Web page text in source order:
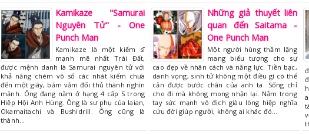
Kamikaze "Samurai
Nguyên Tử" - One
Punch Man
Kamikaze là một kiếm sĩ
mạnh mẽ nhất Trái Đất,
được mệnh danh là Samurai nguyên tử với
khả năng chém vô số các nhát kiếm chưa
đến một giây, băm vằm đối thủ thành nghìn
mảnh. Ông đang nằm ở hạng 4 cấp S trong
Hiệp Hội Anh Hùng. Ông là sư phụ của Iaian,
Okamaitachi và Bushidrill. Ông cũng là
thành…
Những giả thuyết liên
quan đến Saitama -
One Punch Man
Một người hùng thầm lặng
mang biểu tượng cho sự
cao đẹp về nhân cách và năng lực. Tiền bạc,
danh vọng, sinh tử không một điều gì có thể
cản được bước chân của anh ta. Sống chỉ
cho đi mà không mong nhận lại. Nắm trong
tay sức mạnh vô địch giàu lòng hiệp nghĩa
cứu đời giúp người, không ai khác đó…